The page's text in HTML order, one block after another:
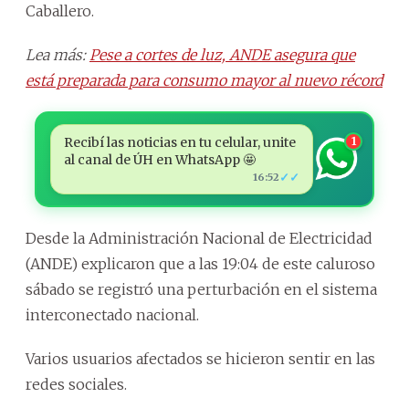
Caballero.
Lea más: Pese a cortes de luz, ANDE asegura que
está preparada para consumo mayor al nuevo récord
Recibí las noticias en tu celular, unite
al canal de ÚH en WhatsApp 🤩
16:52 ✓✓
1
Desde la Administración Nacional de Electricidad
(ANDE) explicaron que a las 19:04 de este caluroso
sábado se registró una perturbación en el sistema
interconectado nacional.
Varios usuarios afectados se hicieron sentir en las
redes sociales.